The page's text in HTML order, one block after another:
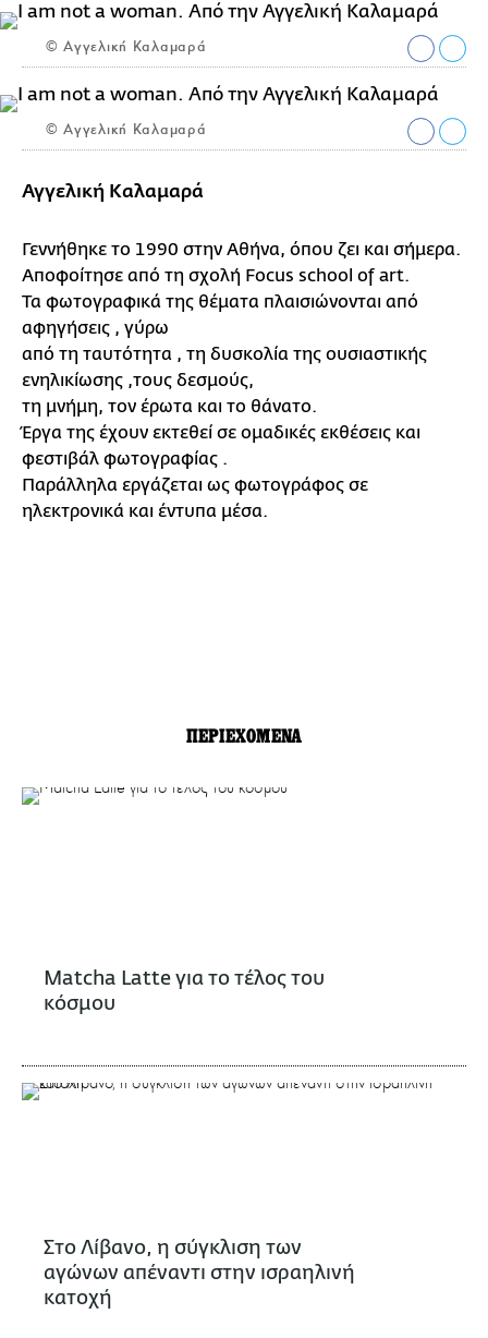
© Αγγελική Καλαμαρά
© Αγγελική Καλαμαρά
Αγγελική Καλαμαρά
Γεννήθηκε το 1990 στην Αθήνα, όπου ζει και σήμερα.
Αποφοίτησε από τη σχολή Focus school of art.
Τα φωτογραφικά της θέματα πλαισιώνονται από
αφηγήσεις , γύρω
από τη ταυτότητα , τη δυσκολία της ουσιαστικής
ενηλικίωσης ,τους δεσμούς,
τη μνήμη, τον έρωτα και το θάνατο.
Έργα της έχουν εκτεθεί σε ομαδικές εκθέσεις και
φεστιβάλ φωτογραφίας .
Παράλληλα εργάζεται ως φωτογράφος σε
ηλεκτρονικά και έντυπα μέσα.
ΠΕΡΙΕΧΟΜΕΝΑ
Matcha Latte για το τέλος του
κόσμου
Στο Λίβανο, η σύγκλιση των
αγώνων απέναντι στην ισραηλινή
κατοχή